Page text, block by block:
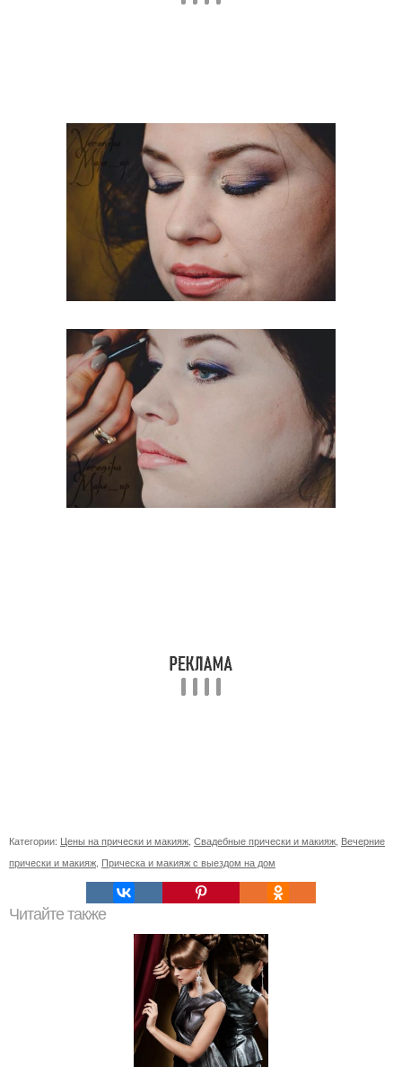
Категории: Цены на прически и макияж Свадебные прически и макияж Вечерние
прически и макияж Прическа и макияж с выездом на дом
Читайте также